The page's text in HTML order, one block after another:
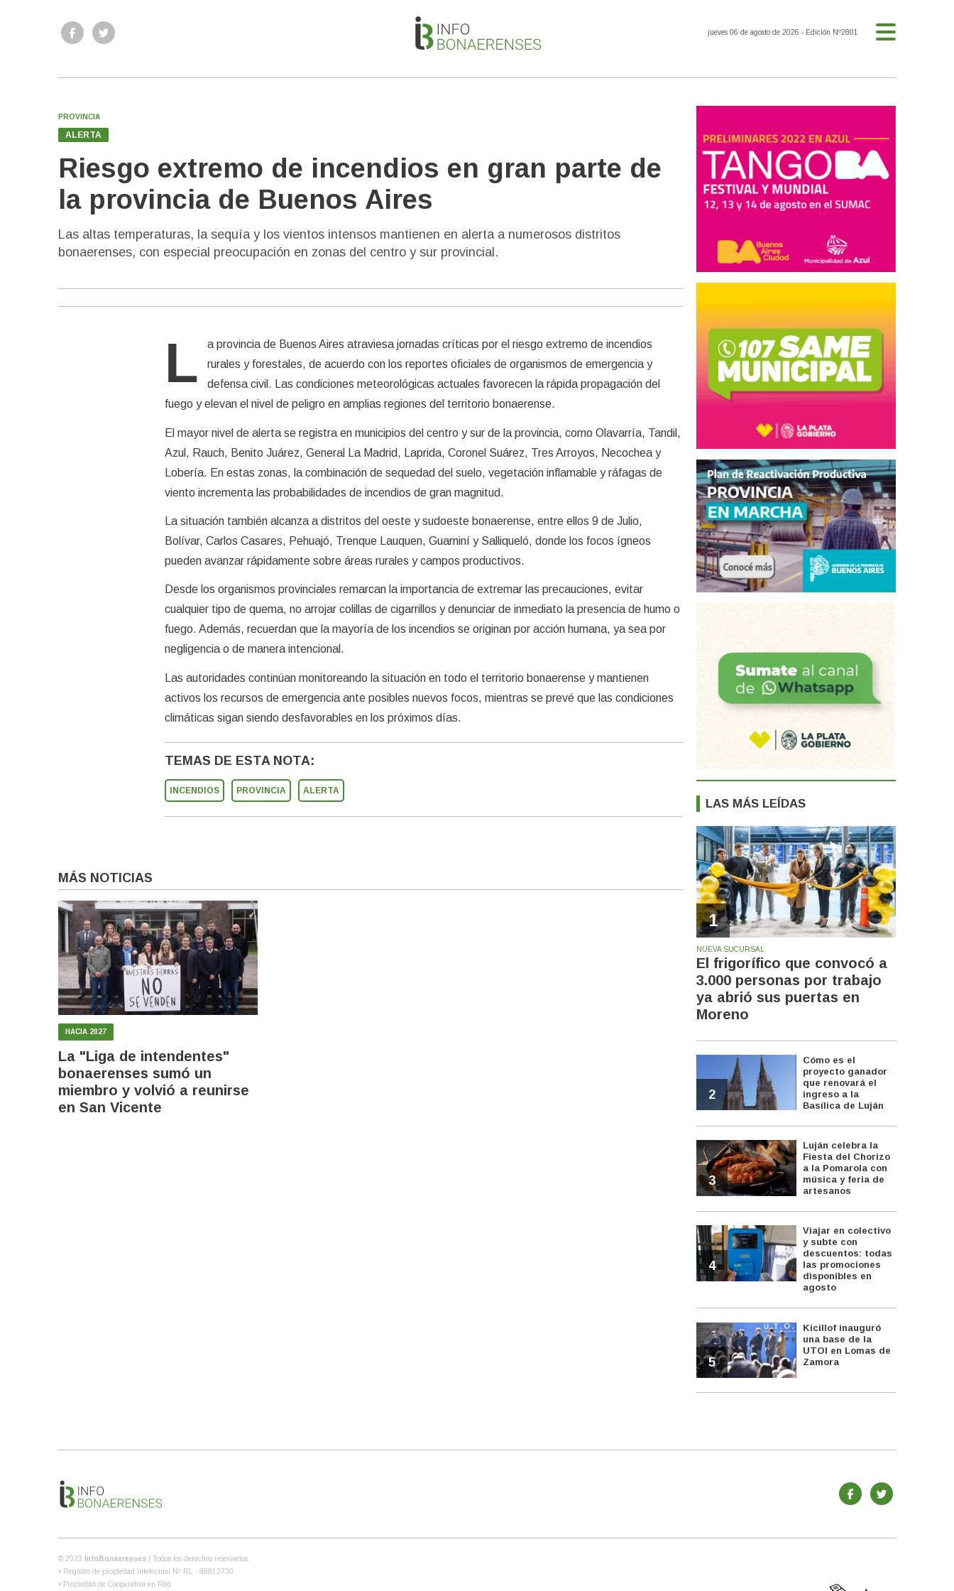
jueves 06 de agosto de 2026 - Edición Nº2801
PROVINCIA
ALERTA
Riesgo extremo de incendios en gran parte de
la provincia de Buenos Aires
Las altas temperaturas, la sequía y los vientos intensos mantienen en alerta a numerosos distritos
bonaerenses, con especial preocupación en zonas del centro y sur provincial.
L
a provincia de Buenos Aires atraviesa jornadas críticas por el riesgo extremo de incendios
rurales y forestales, de acuerdo con los reportes oficiales de organismos de emergencia y
defensa civil. Las condiciones meteorológicas actuales favorecen la rápida propagación del
fuego y elevan el nivel de peligro en amplias regiones del territorio bonaerense.
El mayor nivel de alerta se registra en municipios del centro y sur de la provincia, como Olavarría, Tandil,
Azul, Rauch, Benito Juárez, General La Madrid, Laprida, Coronel Suárez, Tres Arroyos, Necochea y
Lobería. En estas zonas, la combinación de sequedad del suelo, vegetación inflamable y ráfagas de
viento incrementa las probabilidades de incendios de gran magnitud.
La situación también alcanza a distritos del oeste y sudoeste bonaerense, entre ellos 9 de Julio,
Bolívar, Carlos Casares, Pehuajó, Trenque Lauquen, Guaminí y Salliqueló, donde los focos ígneos
pueden avanzar rápidamente sobre áreas rurales y campos productivos.
Desde los organismos provinciales remarcan la importancia de extremar las precauciones, evitar
cualquier tipo de quema, no arrojar colillas de cigarrillos y denunciar de inmediato la presencia de humo o
fuego. Además, recuerdan que la mayoría de los incendios se originan por acción humana, ya sea por
negligencia o de manera intencional.
Las autoridades continúan monitoreando la situación en todo el territorio bonaerense y mantienen
activos los recursos de emergencia ante posibles nuevos focos, mientras se prevé que las condiciones
climáticas sigan siendo desfavorables en los próximos días.
TEMAS DE ESTA NOTA:
INCENDIOS PROVINCIA ALERTA
MÁS NOTICIAS
HACIA 2027
La "Liga de intendentes"
bonaerenses sumó un
miembro y volvió a reunirse
en San Vicente
LAS MÁS LEÍDAS
1
NUEVA SUCURSAL
El frigorífico que convocó a
3.000 personas por trabajo
ya abrió sus puertas en
Moreno
2
Cómo es el
proyecto ganador
que renovará el
ingreso a la
Basílica de Luján
3
Luján celebra la
Fiesta del Chorizo
a la Pomarola con
música y feria de
artesanos
4
Viajar en colectivo
y subte con
descuentos: todas
las promociones
disponibles en
agosto
5
Kicillof inauguró
una base de la
UTOI en Lomas de
Zamora
© 2023 InfoBonaerenses
| Todos los derechos reservados
• Registro de propiedad intelectual Nº RL - 88812730
• Propiedad de Cooperativa en Red